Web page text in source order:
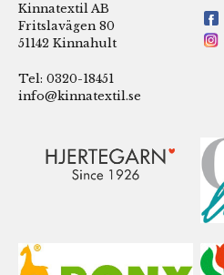
Kinnatextil AB
Fritslavägen 80
51142 Kinnahult
Tel: 0320-18451
info@kinnatextil.se